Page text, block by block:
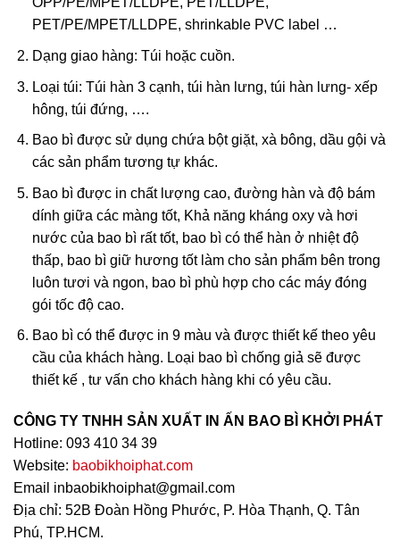
PET/PE/MPET/LLDPE, shrinkable PVC label …
Dạng giao hàng: Túi hoặc cuồn.
Loại túi: Túi hàn 3 cạnh, túi hàn lưng, túi hàn lưng- xếp
hông, túi đứng, ….
Bao bì được sử dụng chứa bột giặt, xà bông, dầu gội và
các sản phẩm tương tự khác.
Bao bì được in chất lượng cao, đường hàn và độ bám
dính giữa các màng tốt, Khả năng kháng oxy và hơi
nước của bao bì rất tốt, bao bì có thể hàn ở nhiệt độ
thấp, bao bì giữ hương tốt làm cho sản phẩm bên trong
luôn tươi và ngon, bao bì phù hợp cho các máy đóng
gói tốc độ cao.
Bao bì có thể được in 9 màu và được thiết kế theo yêu
cầu của khách hàng. Loại bao bì chống giả sẽ được
thiết kế , tư vấn cho khách hàng khi có yêu cầu.
CÔNG TY TNHH SẢN XUẤT IN ẤN BAO BÌ KHỞI PHÁT
Hotline: 093 410 34 39
Website: baobikhoiphat.com
Email inbaobikhoiphat@gmail.com
Địa chỉ: 52B Đoàn Hồng Phước, P. Hòa Thạnh, Q. Tân
Phú, TP.HCM.